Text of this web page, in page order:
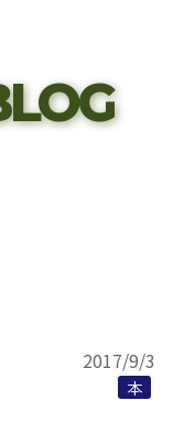
2017/9/3
本